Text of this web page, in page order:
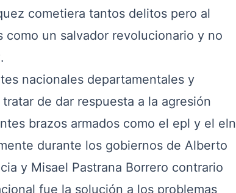
cometiera tantos delitos pero al
como un salvador revolucionario y no
nacionales departamentales y
de dar respuesta a la agresión
brazos armados como el epl y el eln
durante los gobiernos de Alberto
y Misael Pastrana Borrero contrario
fue la solución a los problemas